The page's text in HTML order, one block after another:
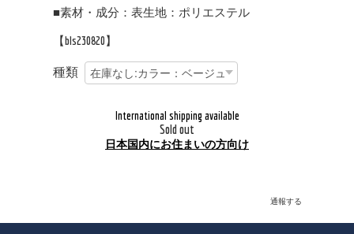
■素材・成分：表生地：ポリエステル
【bls230820】
種類
International shipping available
Sold out
日本国内にお住まいの方向け
通報する